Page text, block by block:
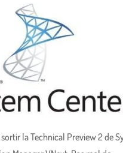
la Technical Preview 2 de